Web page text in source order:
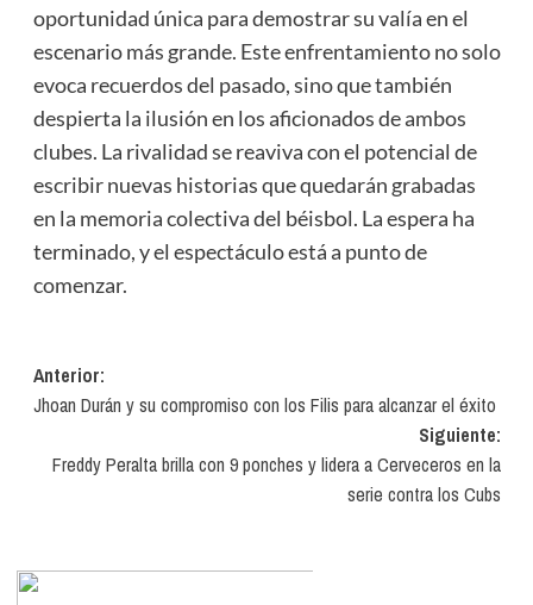
oportunidad única para demostrar su valía en el
escenario más grande. Este enfrentamiento no solo
evoca recuerdos del pasado, sino que también
despierta la ilusión en los aficionados de ambos
clubes. La rivalidad se reaviva con el potencial de
escribir nuevas historias que quedarán grabadas
en la memoria colectiva del béisbol. La espera ha
terminado, y el espectáculo está a punto de
comenzar.
Navegación
de
entradas
Anterior:
Jhoan Durán y su compromiso con los Filis para alcanzar el éxito
Siguiente:
Freddy Peralta brilla con 9 ponches y lidera a Cerveceros en la
serie contra los Cubs